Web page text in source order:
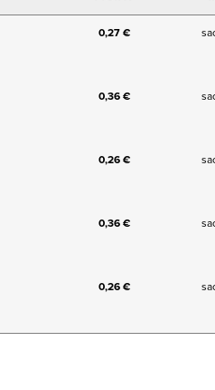
0,27 €
0,36 €
0,26 €
0,36 €
0,26 €